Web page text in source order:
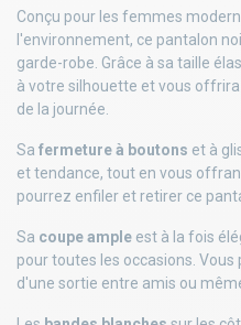
Conçu pour les femmes
l'environnement, ce pantalon
garde-robe. Grâce à sa taille
à votre silhouette et vous
de la journée.
Sa fermeture à boutons et à
et tendance, tout en vous
pourrez enfiler et retirer ce
Sa coupe ample est à la fois
pour toutes les occasions.
d'une sortie entre amis ou